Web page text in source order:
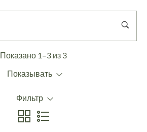
Показано 1–3 из 3
Показывать
Фильтр